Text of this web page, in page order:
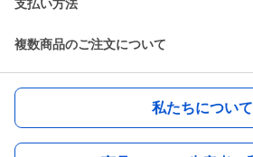
支払い方法
複数商品のご注文について
私たちについて